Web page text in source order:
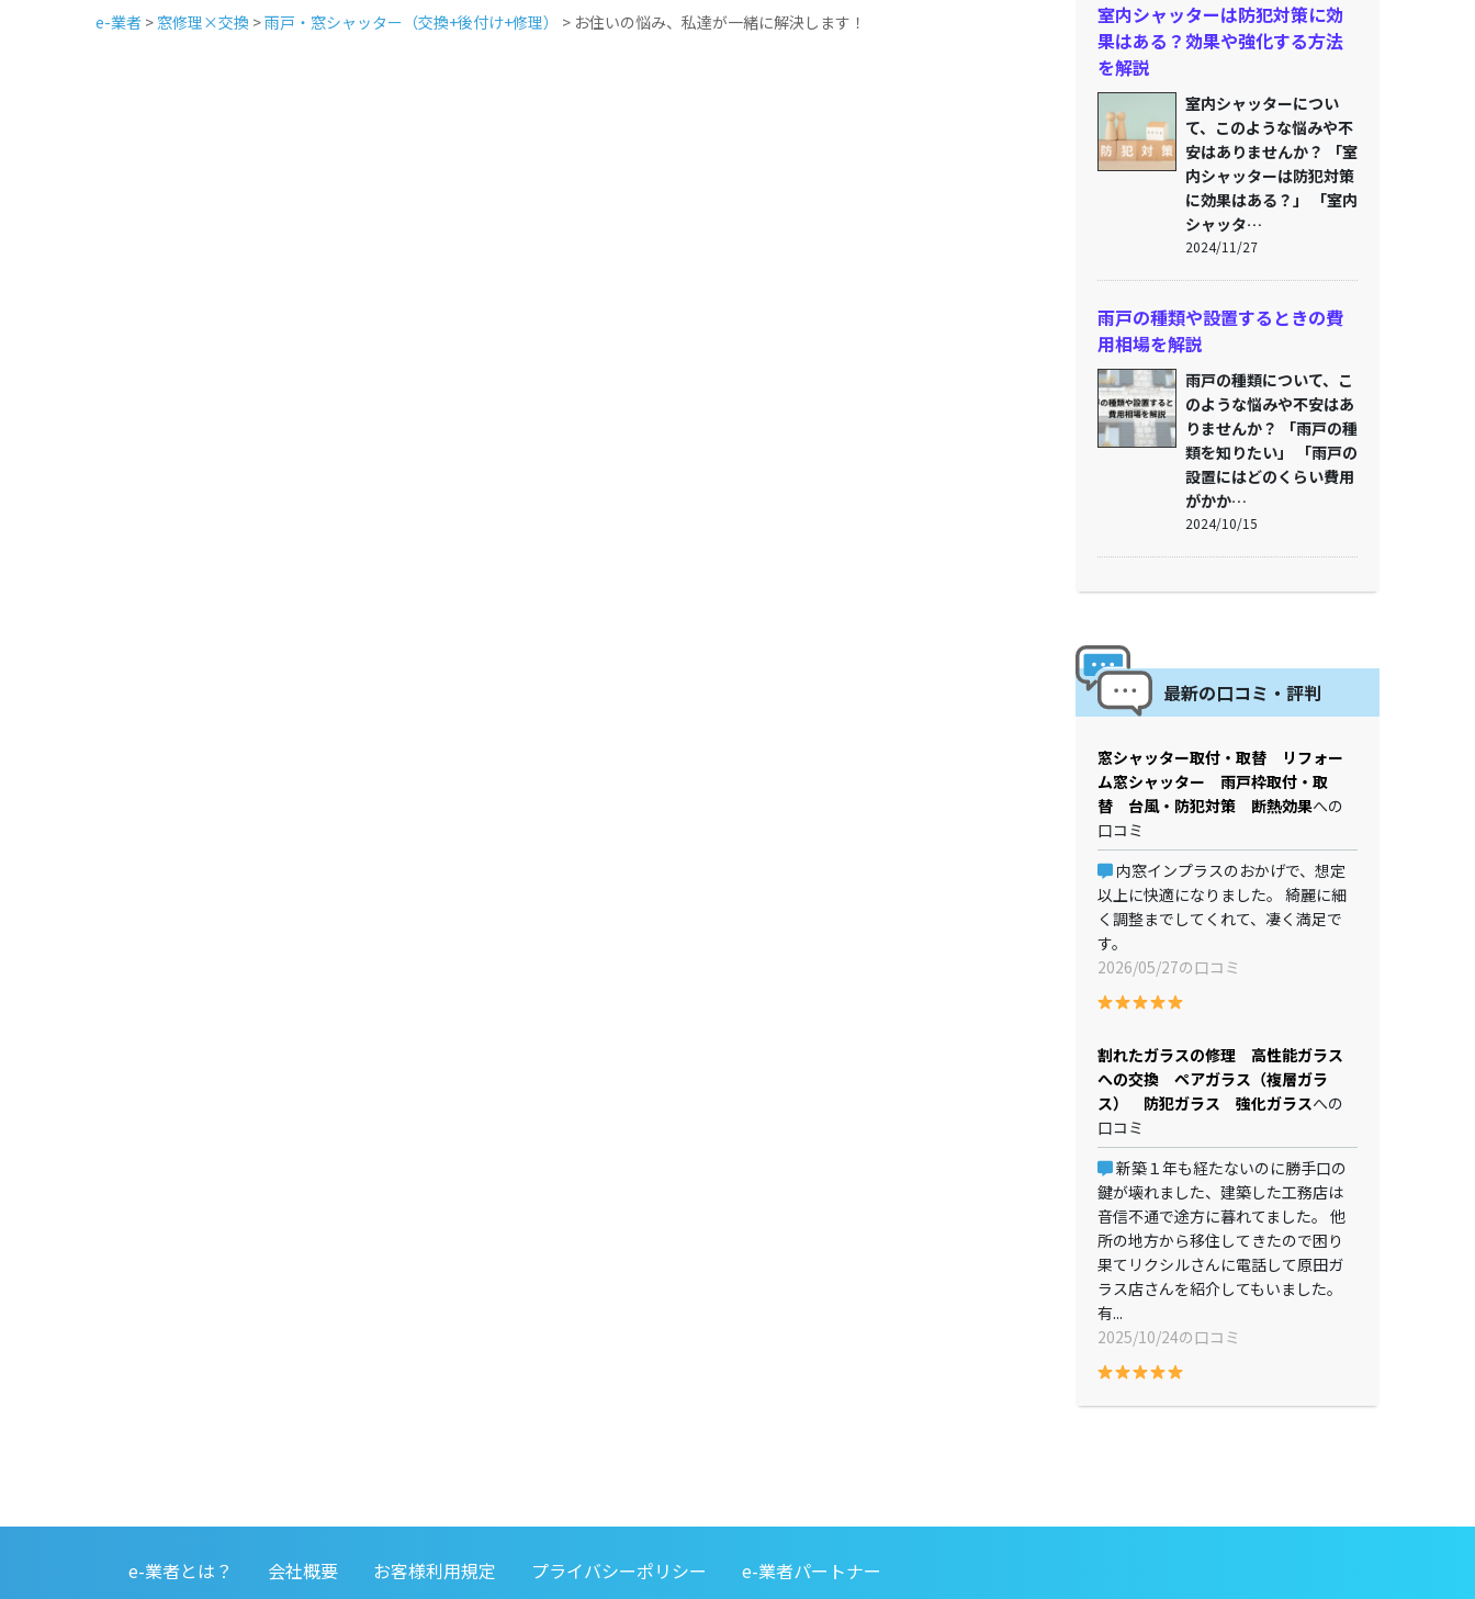
e-業者 > 窓修理×交換 >雨戸・窓シャッター（交換+後付け+修理） > お住いの悩み、私達が一緒に解決します！
室内シャッターは防犯対策に効
果はある？効果や強化する方法
を解説
室内シャッターについ
て、このような悩みや不
安はありませんか？ 「室
内シャッターは防犯対策
に効果はある？」 「室内
シャッタ…
2024/11/27
雨戸の種類や設置するときの費
用相場を解説
雨戸の種類について、こ
のような悩みや不安はあ
りませんか？ 「雨戸の種
類を知りたい」 「雨戸の
設置にはどのくらい費用
がかか…
2024/10/15
最新の口コミ・評判
窓シャッター取付・取替 リフォー
ム窓シャッター 雨戸枠取付・取
替 台風・防犯対策 断熱効果への
口コミ
内窓インプラスのおかげで、想定
以上に快適になりました。 綺麗に細
く調整までしてくれて、凄く満足で
す。
2026/05/27の口コミ
割れたガラスの修理 高性能ガラス
への交換 ペアガラス（複層ガラ
ス） 防犯ガラス 強化ガラスへの
口コミ
新築１年も経たないのに勝手口の
鍵が壊れました、建築した工務店は
音信不通で途方に暮れてました。 他
所の地方から移住してきたので困り
果てリクシルさんに電話して原田ガ
ラス店さんを紹介してもいました。
有...
2025/10/24の口コミ
e-業者とは？ 会社概要 お客様利用規定 プライバシーポリシー e-業者パートナー